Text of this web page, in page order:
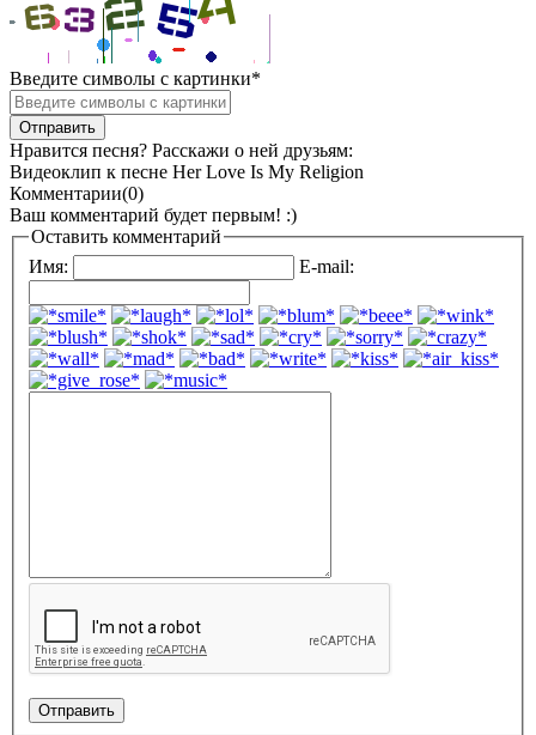
Введите символы с картинки*
Нравится песня? Расскажи о ней друзьям:
Видеоклип к песне Her Love Is My Religion
Комментарии(0)
Ваш комментарий будет первым! :)
Оставить комментарий
Имя:
E-mail: